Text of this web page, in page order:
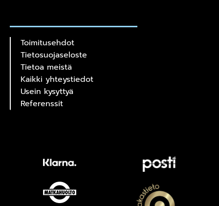
Toimitusehdot
Tietosuojaseloste
Tietoa meistä
Kaikki yhteystiedot
Usein kysyttyä
Referenssit